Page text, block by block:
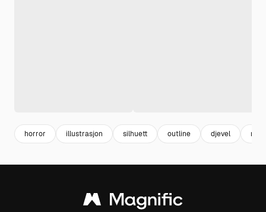
horror illustrasjon silhuett outline djevel